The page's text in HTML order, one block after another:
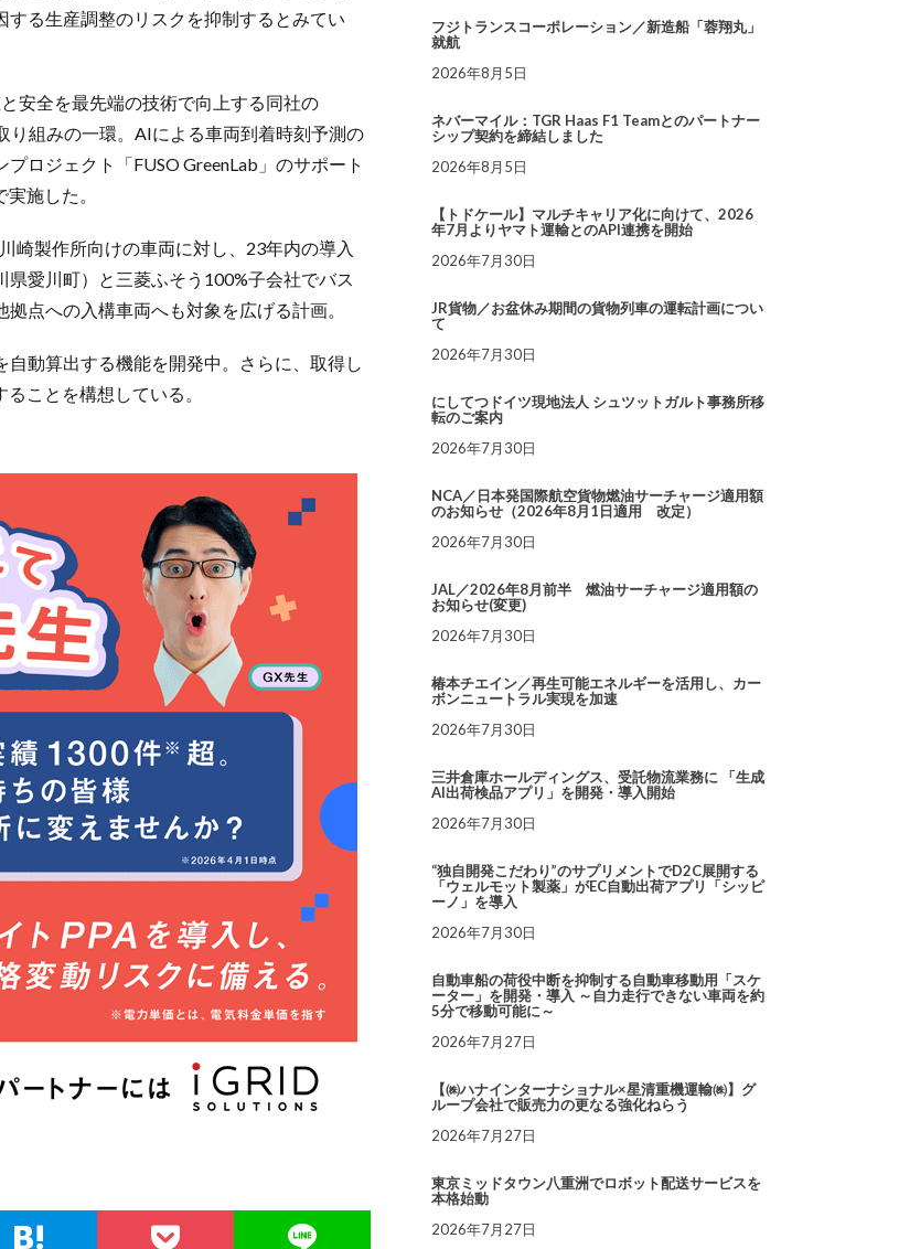
る生産調整のリスクを抑制するとみてい
安全を最先端の技術で向上する同社の
り組みの一環。AIによる車両到着時刻予測の
ロジェクト「FUSO GreenLab」のサポート
施した。
崎製作所向けの車両に対し、23年内の導入
愛川町）と三菱ふそう100%子会社でバス
点への入構車両へも対象を広げる計画。
動算出する機能を開発中。さらに、取得し
ことを構想している。
フジトランスコーポレーション／新造船「蓉翔丸」
就航
2026年8月5日
ネバーマイル：TGR Haas F1 Teamとのパートナー
シップ契約を締結しました
2026年8月5日
【トドケール】マルチキャリア化に向けて、2026
年7月よりヤマト運輸とのAPI連携を開始
2026年7月30日
JR貨物／お盆休み期間の貨物列車の運転計画につい
て
2026年7月30日
にしてつドイツ現地法人 シュツットガルト事務所移
転のご案内
2026年7月30日
NCA／日本発国際航空貨物燃油サーチャージ適用額
のお知らせ（2026年8月1日適用 改定）
2026年7月30日
JAL／2026年8月前半 燃油サーチャージ適用額の
お知らせ(変更)
2026年7月30日
椿本チエイン／再生可能エネルギーを活用し、カー
ボンニュートラル実現を加速
2026年7月30日
三井倉庫ホールディングス、受託物流業務に 「生成
AI出荷検品アプリ」を開発・導入開始
2026年7月30日
“独自開発こだわり”のサプリメントでD2C展開する
「ウェルモット製薬」がEC自動出荷アプリ「シッピ
ーノ」を導入
2026年7月30日
自動車船の荷役中断を抑制する自動車移動用「スケ
ーター」を開発・導入 ～自力走行できない車両を約
5分で移動可能に～
2026年7月27日
【㈱ハナインターナショナル×星清重機運輸㈱】グ
ループ会社で販売力の更なる強化ねらう
2026年7月27日
東京ミッドタウン八重洲でロボット配送サービスを
本格始動
2026年7月27日